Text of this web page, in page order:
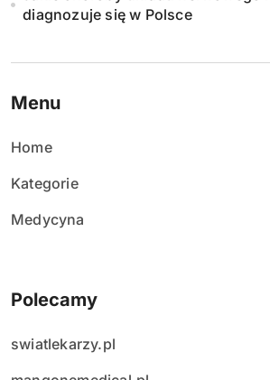
diagnozuje się w Polsce
Menu
Home
Kategorie
Medycyna
Polecamy
swiatlekarzy.pl